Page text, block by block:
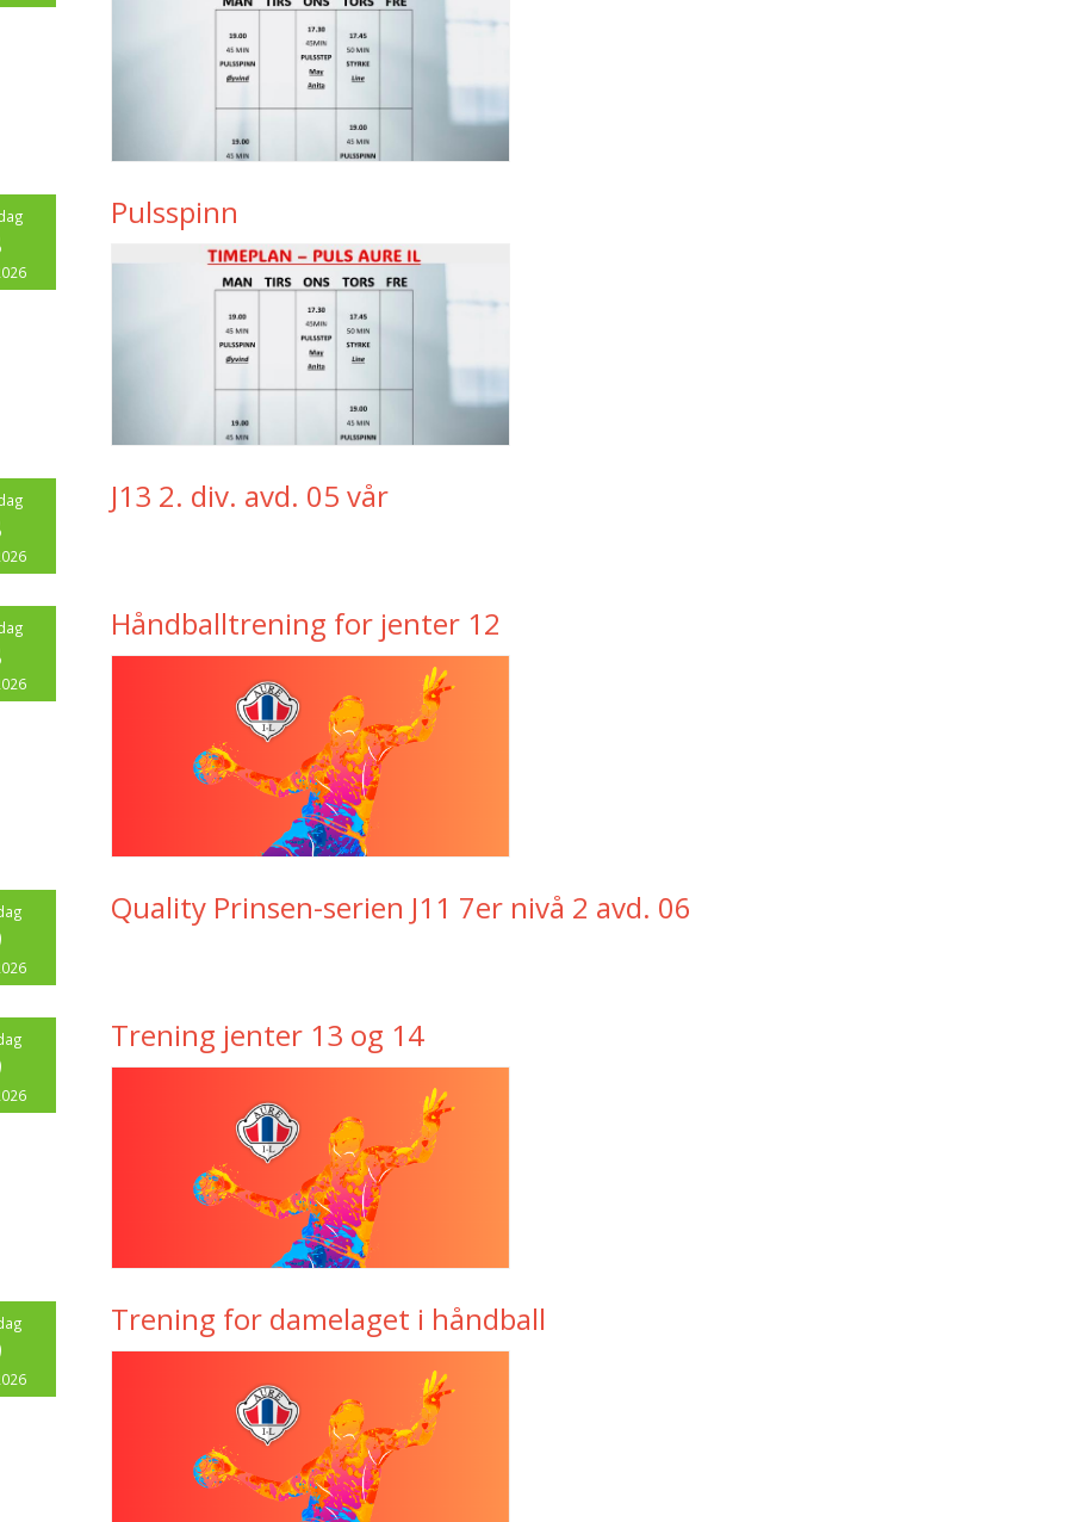
Pulsspinn
J13 2. div. avd. 05 vår
Håndballtrening for jenter 12
Quality Prinsen-serien J11 7er nivå 2 avd. 06
Trening jenter 13 og 14
Trening for damelaget i håndball